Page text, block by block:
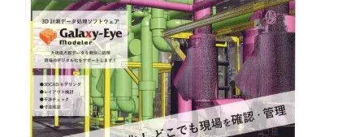
製品＆サービス Products&Service
研究開発 R&D
新着情報 News&Topics